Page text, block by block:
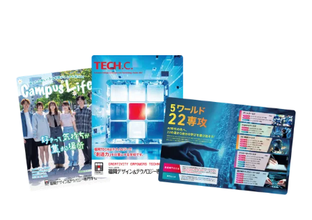
Information